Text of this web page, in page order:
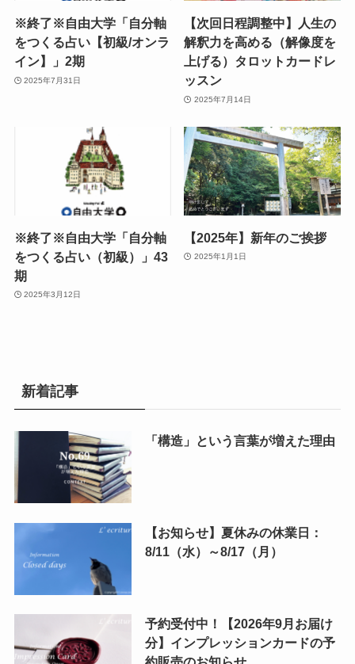
※終了※自由大学「自分軸
をつくる占い【初級/オンラ
イン】」2期
2025年7月31日
【次回日程調整中】人生の
解釈力を高める（解像度を
上げる）タロットカードレ
ッスン
2025年7月14日
※終了※自由大学「自分軸
をつくる占い（初級）」43
期
2025年3月12日
【2025年】新年のご挨拶
2025年1月1日
新着記事
「構造」という言葉が増えた理由
【お知らせ】夏休みの休業日：
8/11（水）～8/17（月）
予約受付中！【2026年9月お届け
分】インプレッションカードの予